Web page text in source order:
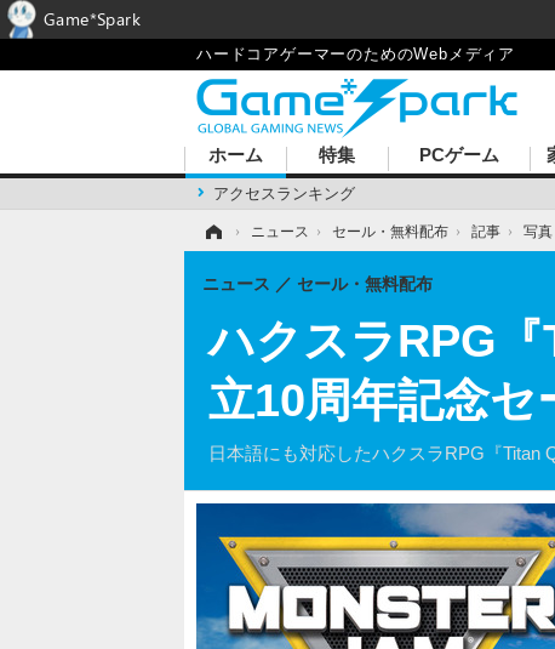
ハードコアゲーマーのためのWebメディア
ホーム
アクセスランキング
特集 PCゲーム
› ニュース › セール・無料配布 › 記事 › 写
ハクスラRPG
立10周年記念セ
日本語にも対応したハクスラRPG『Titan
ニュース セール・無料配布
Game*Spark